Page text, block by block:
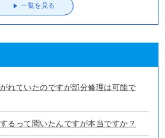
一覧を見る
れていたのですが部分修理は可能で
るって聞いたんですが本当ですか？